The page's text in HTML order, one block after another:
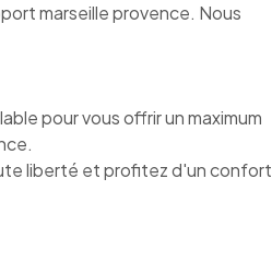
marseille provence. Nous
pour vous offrir un maximum
liberté et profitez d'un confort